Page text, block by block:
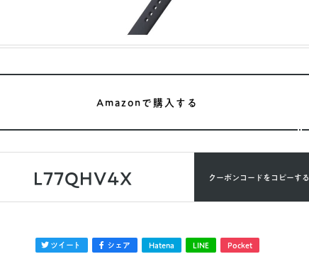
Amazonで購入する
L77QHV4X クーポンコードを コピーする
ツイート シェア Hatena LINE Pocket